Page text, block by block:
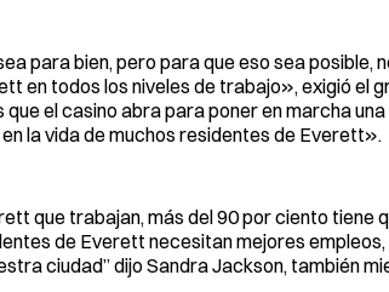
para bien, pero para que eso sea
en todos los niveles de trabajo», exigió el
el casino abra para poner en marcha
la vida de muchos residentes de Everett».
que trabajan, más del 90 por ciento tiene
de Everett necesitan mejores
ciudad” dijo Sandra Jackson, también